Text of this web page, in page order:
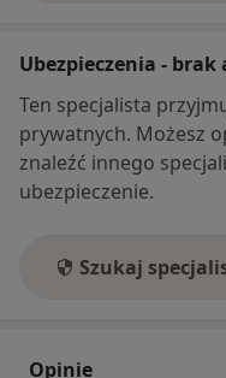
Ubezpieczenia -
Ten specjalista
prywatnych. Możesz
znaleźć innego
ubezpieczenie.
Szukaj
Opinie